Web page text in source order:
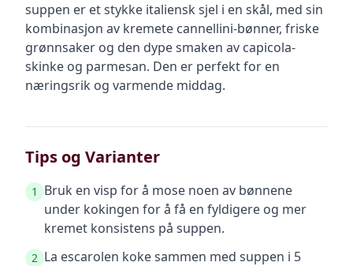
suppen er et stykke italiensk sjel i en skål, med sin
kombinasjon av kremete cannellini-bønner, friske
grønnsaker og den dype smaken av capicola-
skinke og parmesan. Den er perfekt for en
næringsrik og varmende middag.
Tips og Varianter
1
Bruk en visp for å mose noen av bønnene
under kokingen for å få en fyldigere og mer
kremet konsistens på suppen.
2 La escarolen koke sammen med suppen i 5